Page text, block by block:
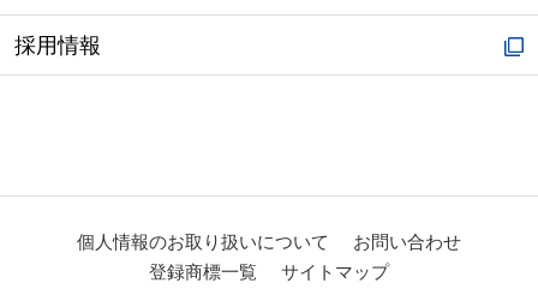
採用情報
個人情報のお取り扱いについて
お問い合わせ
登録商標一覧
サイトマップ